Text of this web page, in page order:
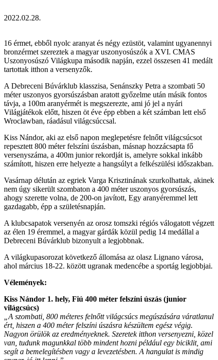
2022.02.28.
16 érmet, ebből nyolc aranyat és négy ezüstöt, valamint ugyanennyi
bronzérmet szereztek a magyar uszonyosúszók a XVI. CMAS
Uszonyosúszó Világkupa második napján, ezzel összesen 41 medált
tartottak itthon a versenyzők.
A Debreceni Búvárklub klasszisa, Senánszky Petra a szombati 50
méter uszonyos gyorsúszásban aratott győzelme után másik fontos
távja, a 100m aranyérmét is megszerezte, ami jó jel a nyári
Világjátékok előtt, hiszen öt éve épp ebben a két számban lett első
Wroclawban, ráadásul világcsúccsal.
Kiss Nándor, aki az első napon meglepetésre felnőtt világcsúcsot
repesztett 800 méter felszíni úszásban, másnap hozzácsapta fő
versenyszáma, a 400m junior rekordját is, amelyre sokkal inkább
számított, hiszen erre helyezte a hangsúlyt a felkészülési időszakban.
Vasárnap délután az egriek Varga Krisztinának szurkolhattak, akinek
nem úgy sikerült szombaton a 400 méter uszonyos gyorsúszás,
ahogy szerette volna, de 200-on javított, Egy aranyéremmel lett
gazdagabb, épp a születésnapján.
A klubcsapatok versenyén az orosz tomszki régiós válogatott végzett
az élen 19 éremmel, a magyar gárdák közül pedig 14 medállal a
Debreceni Búvárklub bizonyult a legjobbnak.
A világkupasorozat következő állomása az olasz Lignano városa,
ahol március 18-22. között ugranak medencébe a sportág legjobbjai.
Vélemények:
Kiss Nándor 1. hely, Fiú 400 méter felszíni úszás (junior
világcsúcs)
„A szombati, 800 méteres felnőtt világcsúcs megúszására váratlanul
ért, hiszen a 400 méter felszíni úszásra készültem egész végig.
Nagyon örülök az eredményeknek. Szeretek itthon versenyezni, közel
van, tudunk magunkkal több mindent hozni például egy biciklit, ami
segít a bemelegítésben vagy a levezetésben. A hangulat is mindig